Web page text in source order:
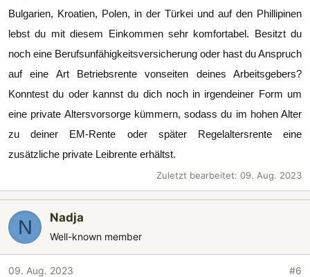
Bulgarien, Kroatien, Polen, in der Türkei und auf den Phillipinen
lebst du mit diesem Einkommen sehr komfortabel. Besitzt du
noch eine Berufsunfähigkeitsversicherung oder hast du Anspruch
auf eine Art Betriebsrente vonseiten deines Arbeitsgebers?
Konntest du oder kannst du dich noch in irgendeiner Form um
eine private Altersvorsorge kümmern, sodass du im hohen Alter
zu deiner EM-Rente oder später Regelaltersrente eine
zusätzliche private Leibrente erhältst.
Zuletzt bearbeitet: 09. Aug. 2023
N Nadja
Well-known member
09. Aug. 2023 #6